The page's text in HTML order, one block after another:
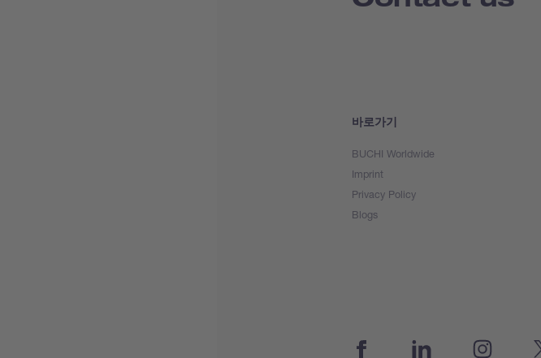
바로가기
BUCHI Worldwide
Imprint
Privacy Policy
Blogs